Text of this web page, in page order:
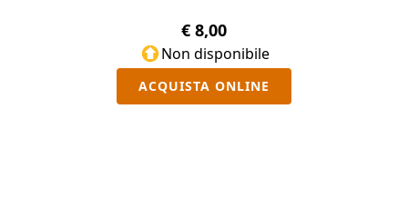
€ 8,00
Non disponibile
ACQUISTA ONLINE